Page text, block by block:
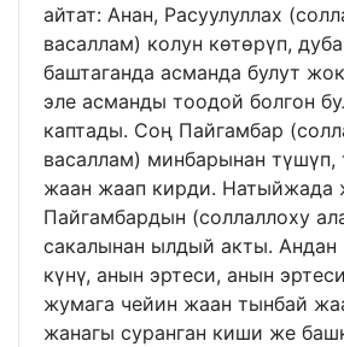
айтат: Анан, Расуулуллах
васаллам) колун көтөрүп,
баштаганда асманда булут
эле асманды тоодой болгон
каптады. Соң Пайгамбар
васаллам) минбарынан түшүп,
жаан жаап кирди. Натыйжада
Пайгамбардын (соллаллоху
сакалынан ылдый акты.
күнү, анын эртеси, анын
жумага чейин жаан тынбай
жанагы суранган киши же